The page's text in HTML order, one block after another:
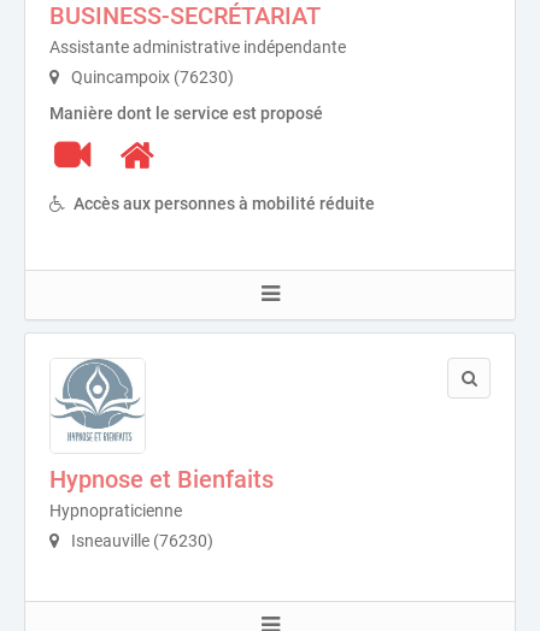
BUSINESS-SECRÉTARIAT
Assistante administrative indépendante
Quincampoix (76230)
Manière dont le service est proposé
Accès aux personnes à mobilité réduite
Hypnose et Bienfaits
Hypnopraticienne
Isneauville (76230)